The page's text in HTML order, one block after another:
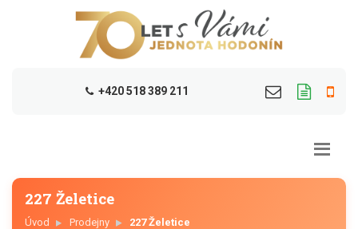
+420 518 389 211
227 Želetice
Úvod Prodejny 227 Želetice